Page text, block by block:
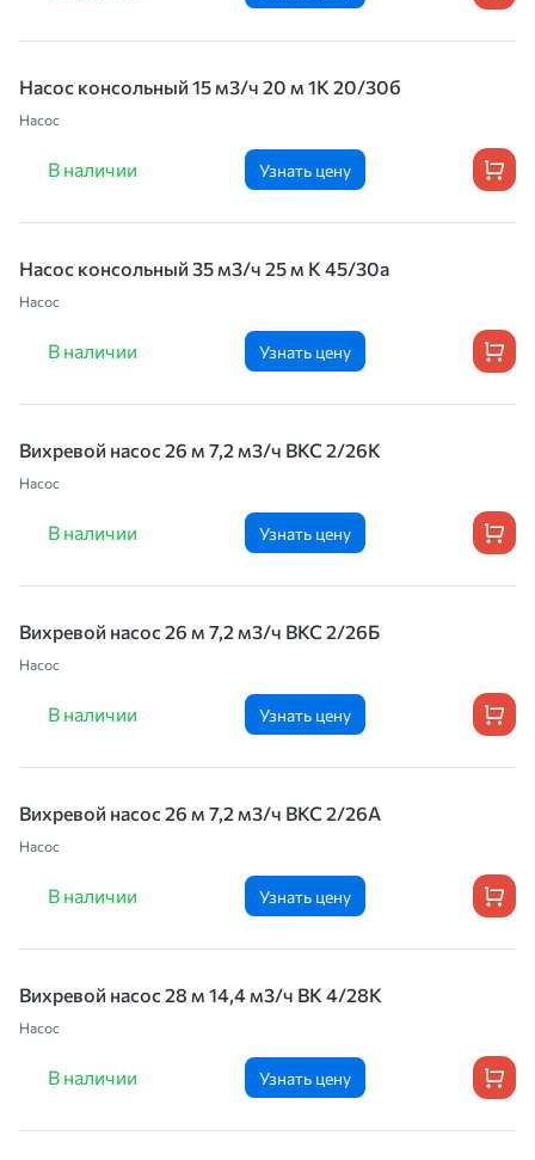
Насос консольный 15 м3/ч 20 м 1К 20/30б
Насос
В наличии Узнать цену
Насос консольный 35 м3/ч 25 м К 45/30а
Насос
В наличии Узнать цену
Вихревой насос 26 м 7,2 м3/ч ВКС 2/26К
Насос
В наличии Узнать цену
Вихревой насос 26 м 7,2 м3/ч ВКС 2/26Б
Насос
В наличии Узнать цену
Вихревой насос 26 м 7,2 м3/ч ВКС 2/26А
Насос
В наличии Узнать цену
Вихревой насос 28 м 14,4 м3/ч ВК 4/28К
Насос
В наличии Узнать цену